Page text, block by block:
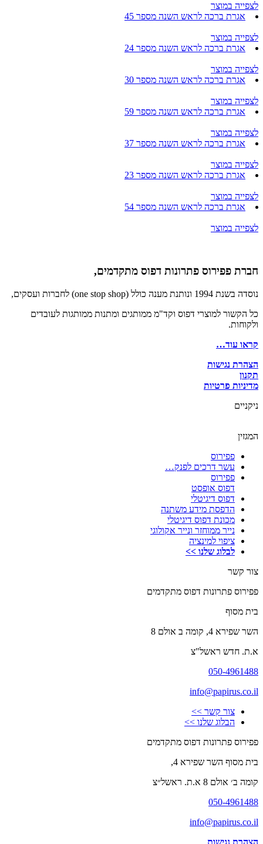
לצפייה במוצר
אגרת ברכה לראש השנה מספר 45
לצפייה במוצר
אגרת ברכה לראש השנה מספר 24
לצפייה במוצר
אגרת ברכה לראש השנה מספר 30
לצפייה במוצר
אגרת ברכה לראש השנה מספר 59
לצפייה במוצר
אגרת ברכה לראש השנה מספר 37
לצפייה במוצר
אגרת ברכה לראש השנה מספר 23
לצפייה במוצר
אגרת ברכה לראש השנה מספר 54
לצפייה במוצר
חברת פפירוס פתרונות דפוס מתקדמים,
נוסדה בשנת 1994 ונותנת מענה כולל (one stop shop) לחברות ועסקים,
כל הקשור למוצרי דפוס וקד"מ ממותגים ומתנות ממותגות לעובדים
ולקוחות.
קראו עוד…
הצהרת נגישות
תקנון
מדיניות פרטיות
ניקניים
המגזין
פפירוס
עשר דרכים לפנק…
פפירוס
דפוס אופסט
דפוס דיגיטלי
הדפסת מידע משתנה
מכונת דפוס דיגיטלי
נייר ממוחזר ונייר אקולוגי
ציפוי למינציה
לבלוג שלנו >>
צור קשר
פפירוס פתרונות דפוס מתקדמים
בית מסוף
השר שפירא 4, קומה ב אולם 8
א.ת. חדש ראשל"צ
050-4961488
info@papirus.co.il
צור קשר >>
הבלוג שלנו >>
פפירוס פתרונות דפוס מתקדמים
בית מסוף השר שפירא 4,
קומה ב׳ אולם 8 א.ת. ראשל״צ
050-4961488
info@papirus.co.il
הצהרת נגישות